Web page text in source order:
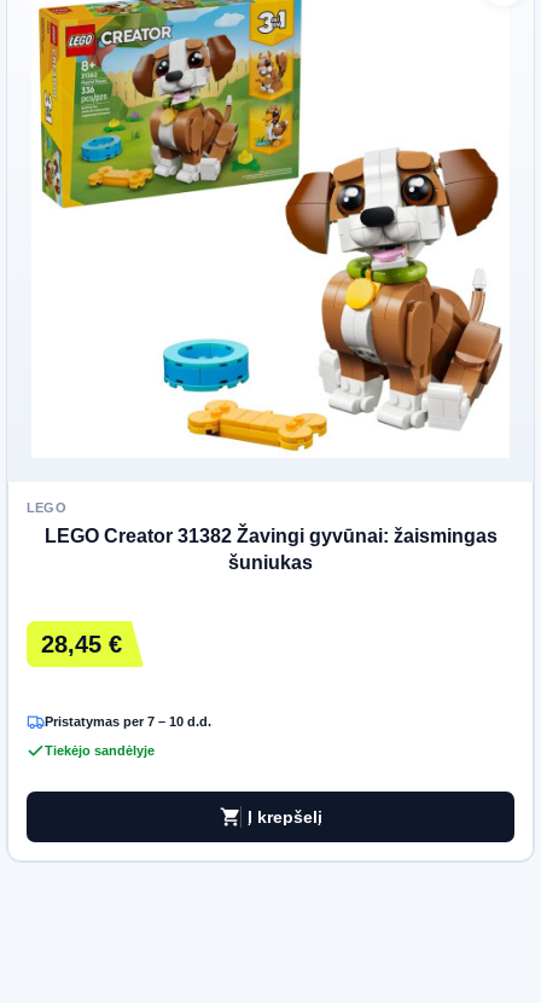
LEGO
LEGO Creator 31382 Žavingi gyvūnai: žaismingas
šuniukas
28,45 €
Pristatymas per 7 – 10 d.d.
Tiekėjo sandėlyje
shopping_cart Į krepšelį